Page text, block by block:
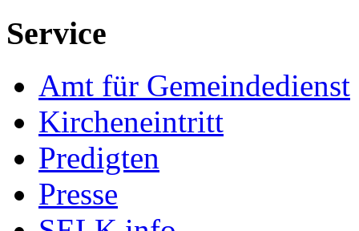
Service
Amt für Gemeindedienst
Kircheneintritt
Predigten
Presse